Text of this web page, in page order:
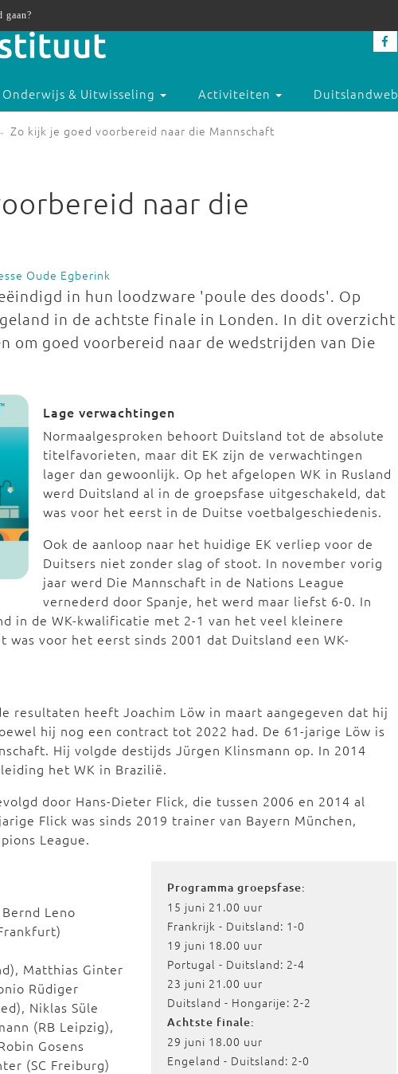
Onderwijs & Uitwisseling Activiteiten Duitslandweb
Zo kijk je goed voorbereid naar die Mannschaft
naar die
Oude Egberink
in hun loodzware 'poule des doods'. Op
in de achtste finale in Londen. In dit overzicht
om goed voorbereid naar de wedstrijden van Die
Lage verwachtingen
Normaalgesproken behoort Duitsland tot de absolute
titelfavorieten, maar dit EK zijn de verwachtingen
lager dan gewoonlijk. Op het afgelopen WK in Rusland
werd Duitsland al in de groepsfase uitgeschakeld, dat
was voor het eerst in de Duitse voetbalgeschiedenis.
Ook de aanloop naar het huidige EK verliep voor de
Duitsers niet zonder slag of stoot. In november vorig
jaar werd Die Mannschaft in de Nations League
vernederd door Spanje, het werd maar liefst 6-0. In
in de WK-kwalificatie met 2-1 van het veel kleinere
was voor het eerst sinds 2001 dat Duitsland een WK-
resultaten heeft Joachim Löw in maart aangegeven dat hij
hij nog een contract tot 2022 had. De 61-jarige Löw is
Hij volgde destijds Jürgen Klinsmann op. In 2014
het WK in Brazilië.
door Hans-Dieter Flick, die tussen 2006 en 2014 al
Flick was sinds 2019 trainer van Bayern München,
League.
Programma groepsfase:
15 juni 21.00 uur
Frankrijk - Duitsland: 1-0
19 juni 18.00 uur
Portugal - Duitsland: 2-4
23 juni 21.00 uur
Duitsland - Hongarije: 2-2
Achtste finale:
29 juni 18.00 uur
Engeland - Duitsland: 2-0
Leno
Matthias Ginter
Rüdiger
Niklas Süle
(RB Leipzig),
Gosens
(SC Freiburg)
gaan?